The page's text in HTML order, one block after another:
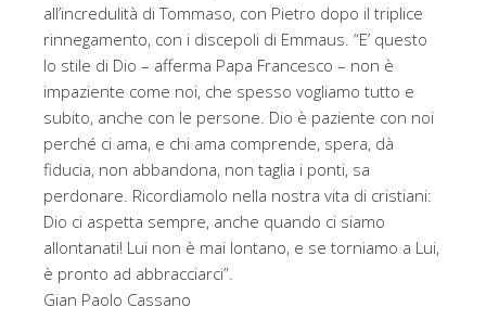
all’incredulità di Tommaso, con Pietro dopo il triplice
rinnegamento, con i discepoli di Emmaus. “E’ questo
lo stile di Dio – afferma Papa Francesco – non è
impaziente come noi, che spesso vogliamo tutto e
subito, anche con le persone. Dio è paziente con noi
perché ci ama, e chi ama comprende, spera, dà
fiducia, non abbandona, non taglia i ponti, sa
perdonare. Ricordiamolo nella nostra vita di cristiani:
Dio ci aspetta sempre, anche quando ci siamo
allontanati! Lui non è mai lontano, e se torniamo a Lui,
è pronto ad abbracciarci”.
Gian Paolo Cassano